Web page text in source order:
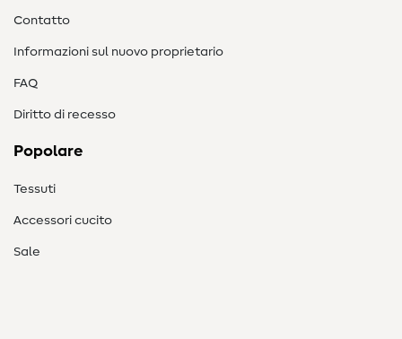
Contatto
Informazioni sul nuovo proprietario
FAQ
Diritto di recesso
Popolare
Tessuti
Accessori cucito
Sale